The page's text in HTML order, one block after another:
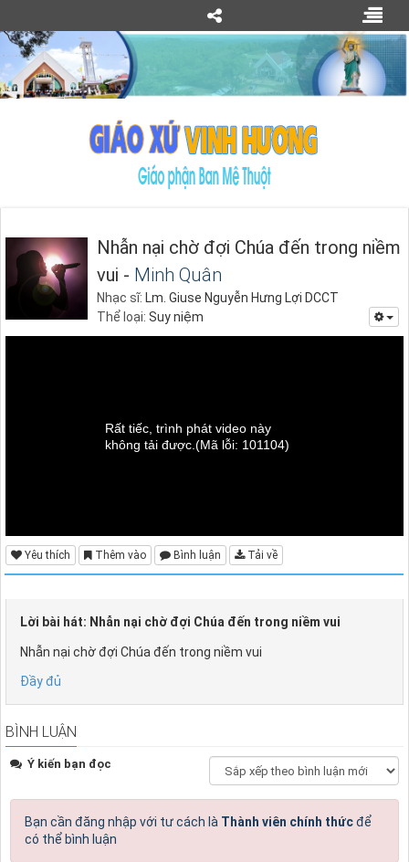
Nhẫn nại chờ đợi Chúa đến trong niềm
vui - Minh Quân
Nhạc sĩ: Lm. Giuse Nguyễn Hưng Lợi DCCT
Thể loại: Suy niệm
Rất tiếc, trình phát video này
không tải được. (Mã lỗi: 101104)
Yêu thích Thêm vào Bình luận Tải về
Lời bài hát: Nhẫn nại chờ đợi Chúa đến trong niềm vui
Nhẫn nại chờ đợi Chúa đến trong niềm vui
Đầy đủ
BÌNH LUẬN
Ý kiến bạn đọc
Bạn cần đăng nhập với tư cách là Thành viên chính thứcđể
có thể bình luận